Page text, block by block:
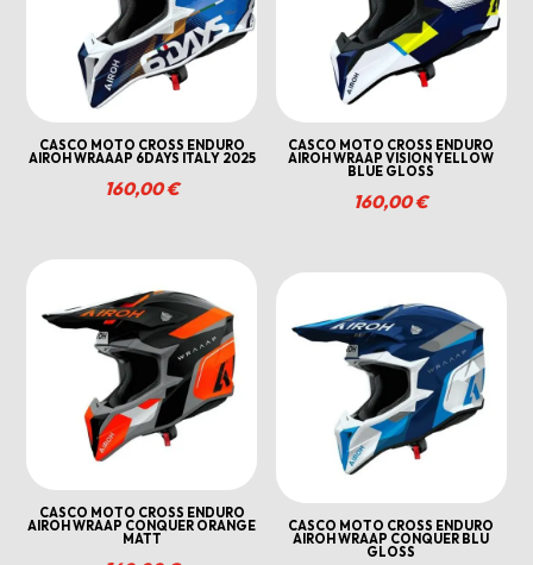
CASCO MOTO CROSS ENDURO
AIROH WRAAAP 6DAYS ITALY 2025
160,00€
CASCO MOTO CROSS ENDURO
AIROH WRAAP VISION YELLOW
BLUE GLOSS
160,00€
CASCO MOTO CROSS ENDURO
AIROH WRAAP CONQUER ORANGE
MATT
CASCO MOTO CROSS ENDURO
AIROH WRAAP CONQUER BLU
GLOSS